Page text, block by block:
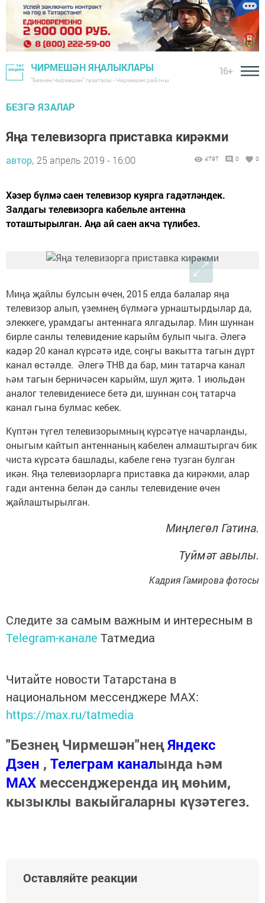
ЧИРМЕШӘН ЯҢАЛЫКЛАРЫ
"Безнең Чирмешән" газетасы - Чирмешән районы
16+
БЕЗГӘ ЯЗАЛАР
Яңа телевизорга приставка кирәкми
автор, 25 апрель 2019 - 16:00 4797 0 0
Хәзер бүлмә саен телевизор куярга гадәтләндек.
Залдагы телевизорга кабельле антенна
тоташтырылган. Аңа ай саен акча түлибез.
Миңа җайлы булсын өчен, 2015 елда балалар яңа
телевизор алып, үземнең бүлмәгә урнаштырдылар да,
элеккеге, урамдагы антеннага ялгадылар. Мин шуннан
бирле санлы телевидение карыйм булып чыга. Әлегә
кадәр 20 канал күрсәтә иде, соңгы вакытта тагын дүрт
канал өстәлде. Әлегә ТНВ да бар, мин татарча канал
һәм тагын берничәсен карыйм, шул җитә. 1 июльдән
аналог телевидениесе бетә ди, шуннан соң татарча
канал гына булмас кебек.
Күптән түгел телевизорымның күрсәтүе начарланды,
оныгым кайтып антеннаның кабелен алмаштыргач бик
чиста күрсәтә башлады, кабеле генә тузган булган
икән. Яңа телевизорларга приставка да кирәкми, алар
гади антенна белән дә санлы телевидение өчен
җайлаштырылган.
Миңлегөл Гатина.
Туймәт авылы.
Кадрия Гамирова фотосы
Следите за самым важным и интересным в
Telegram-канале Татмедиа
Читайте новости Татарстана в
национальном мессенджере MАХ:
https://max.ru/tatmedia
"Безнең Чирмешән"неңЯндекс
Дзен , Телеграм каналында һәм
МАХ мессенджеренда иң мөһим,
кызыклы вакыйгаларны күзәтегез.
Оставляйте реакции